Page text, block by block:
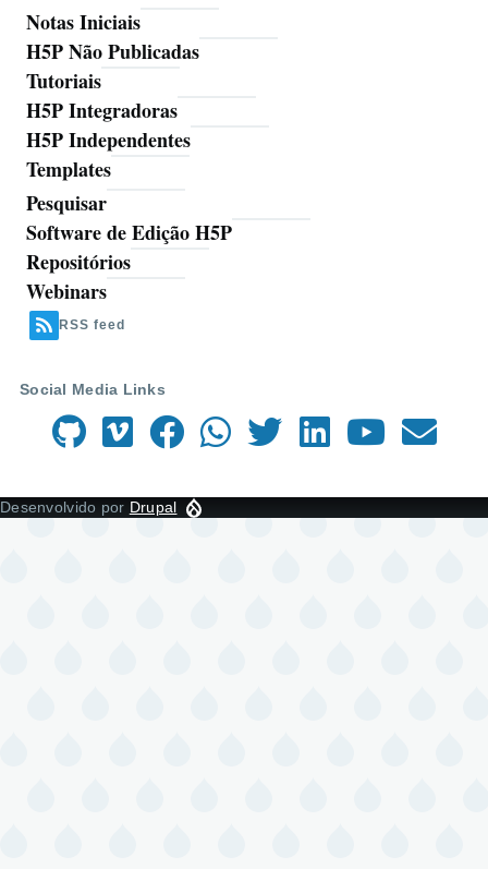
Notas Iniciais
H5P Não Publicadas
Tutoriais
H5P Integradoras
H5P Independentes
Templates
Ferramentas
Pesquisar
Software de Edição H5P
Repositórios
Webinars
RSS feed
Social Media Links
Desenvolvido por Drupal